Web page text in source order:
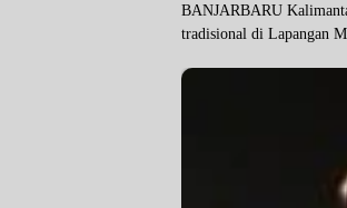
BANJARBARU
tradisional di Lapangan